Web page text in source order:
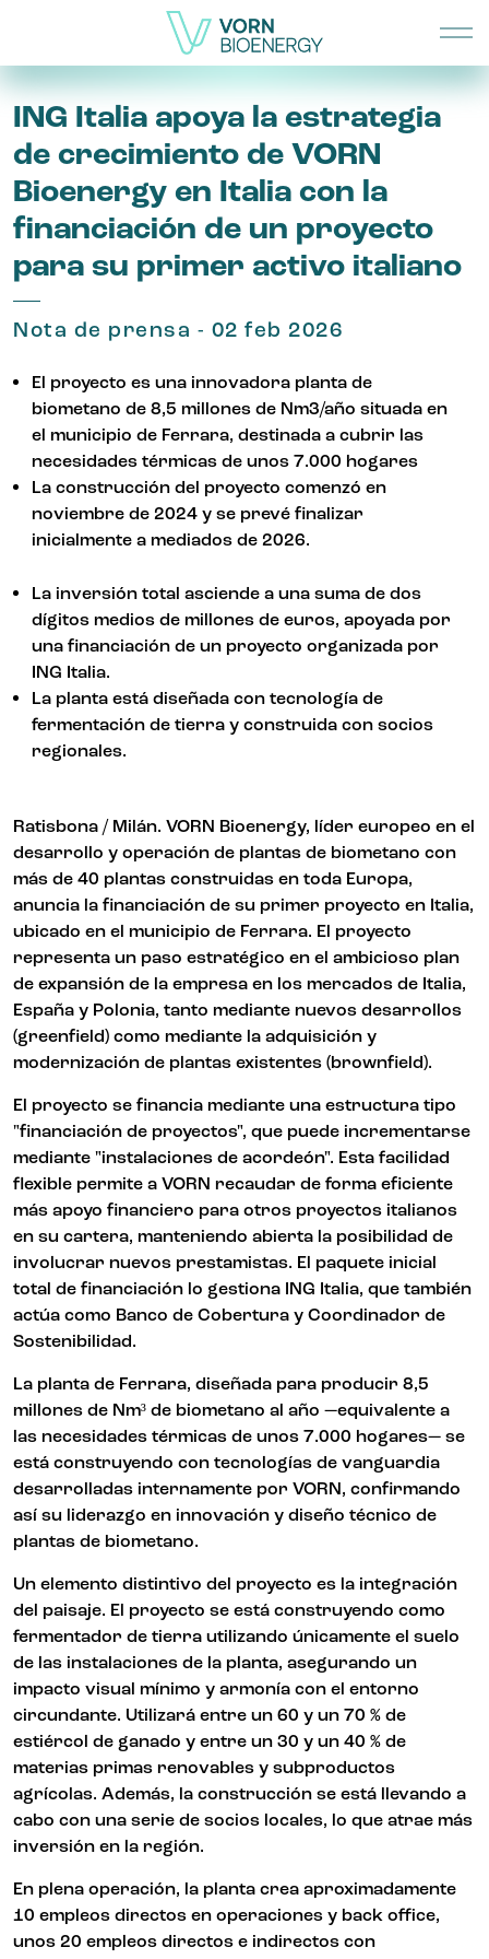
ING Italia apoya la estrategia
de crecimiento de VORN
Bioenergy en Italia con la
financiación de un proyecto
para su primer activo italiano
Nota de prensa - 02 feb 2026
El proyecto es una innovadora planta de
biometano de 8,5 millones de Nm3/año situada en
el municipio de Ferrara, destinada a cubrir las
necesidades térmicas de unos 7.000 hogares
La construcción del proyecto comenzó en
noviembre de 2024 y se prevé finalizar
inicialmente a mediados de 2026.
La inversión total asciende a una suma de dos
dígitos medios de millones de euros, apoyada por
una financiación de un proyecto organizada por
ING Italia.
La planta está diseñada con tecnología de
fermentación de tierra y construida con socios
regionales.
Ratisbona / Milán. VORN Bioenergy, líder europeo en el
desarrollo y operación de plantas de biometano con
más de 40 plantas construidas en toda Europa,
anuncia la financiación de su primer proyecto en Italia,
ubicado en el municipio de Ferrara. El proyecto
representa un paso estratégico en el ambicioso plan
de expansión de la empresa en los mercados de Italia,
España y Polonia, tanto mediante nuevos desarrollos
(greenfield) como mediante la adquisición y
modernización de plantas existentes (brownfield).
El proyecto se financia mediante una estructura tipo
"financiación de proyectos", que puede incrementarse
mediante "instalaciones de acordeón". Esta facilidad
flexible permite a VORN recaudar de forma eficiente
más apoyo financiero para otros proyectos italianos
en su cartera, manteniendo abierta la posibilidad de
involucrar nuevos prestamistas. El paquete inicial
total de financiación lo gestiona ING Italia, que también
actúa como Banco de Cobertura y Coordinador de
Sostenibilidad.
La planta de Ferrara, diseñada para producir 8,5
millones de Nm³ de biometano al año —equivalente a
las necesidades térmicas de unos 7.000 hogares— se
está construyendo con tecnologías de vanguardia
desarrolladas internamente por VORN, confirmando
así su liderazgo en innovación y diseño técnico de
plantas de biometano.
Un elemento distintivo del proyecto es la integración
del paisaje. El proyecto se está construyendo como
fermentador de tierra utilizando únicamente el suelo
de las instalaciones de la planta, asegurando un
impacto visual mínimo y armonía con el entorno
circundante. Utilizará entre un 60 y un 70 % de
estiércol de ganado y entre un 30 y un 40 % de
materias primas renovables y subproductos
agrícolas. Además, la construcción se está llevando a
cabo con una serie de socios locales, lo que atrae más
inversión en la región.
En plena operación, la planta crea aproximadamente
10 empleos directos en operaciones y back office,
unos 20 empleos directos e indirectos con